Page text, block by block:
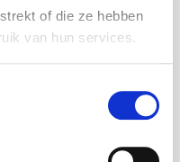
of die ze hebben
van hun services.
HERTSHOORN